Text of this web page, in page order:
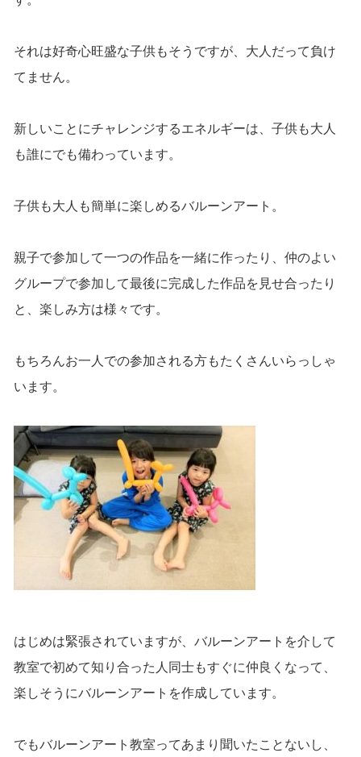
それは好奇心旺盛な子供もそうですが、大人だって負け
てません。
新しいことにチャレンジするエネルギーは、子供も大人
も誰にでも備わっています。
子供も大人も簡単に楽しめるバルーンアート。
親子で参加して一つの作品を一緒に作ったり、仲のよい
グループで参加して最後に完成した作品を見せ合ったり
と、楽しみ方は様々です。
もちろんお一人での参加される方もたくさんいらっしゃ
います。
はじめは緊張されていますが、バルーンアートを介して
教室で初めて知り合った人同士もすぐに仲良くなって、
楽しそうにバルーンアートを作成しています。
でもバルーンアート教室ってあまり聞いたことないし、